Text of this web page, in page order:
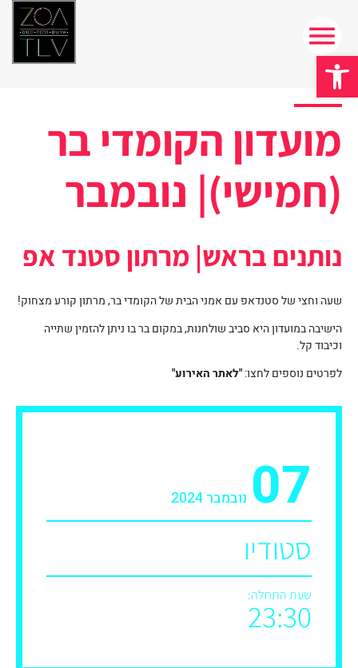
פתח סרגל נגישות
מועדון הקומדי בר
(חמישי)| נובמבר
נותנים בראש| מרתון סטנד אפ
שעה וחצי של סטנדאפ עם אמני הבית של הקומדי בר, מרתון קורע מצחוק!
הישיבה במועדון היא סביב שולחנות, במקום בר בו ניתן להזמין שתייה
וכיבוד קל.
לפרטים נוספים לחצו:"לאתר האירוע"
07 נובמבר 2024
סטודיו
שעת התחלה:
23:30